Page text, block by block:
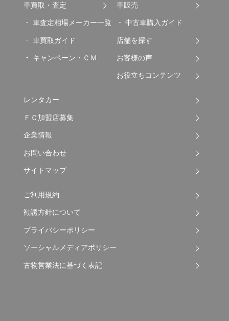
車買取・査定
車査定相場メーカー一覧
車買取ガイド
キャンペーン・ＣＭ
車販売
中古車購入ガイド
店舗を探す
お客様の声
お役立ちコンテンツ
レンタカー
ＦＣ加盟店募集
企業情報
お問い合わせ
サイトマップ
ご利用規約
勧誘方針について
プライバシーポリシー
ソーシャルメディアポリシー
古物営業法に基づく表記